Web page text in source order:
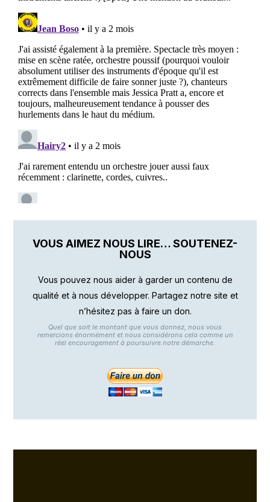
VOUS AIMEZ NOUS LIRE… SOUTENEZ-
NOUS
Vous pouvez nous aider à garder un contenu de
qualité et à nous développer. Partagez notre site et
n’hésitez pas à faire un don.
Quel que soit le montant que vous donnez, nous vous
remercions énormément et nous considérons cela comme un
réel encouragement à poursuivre notre démarche.